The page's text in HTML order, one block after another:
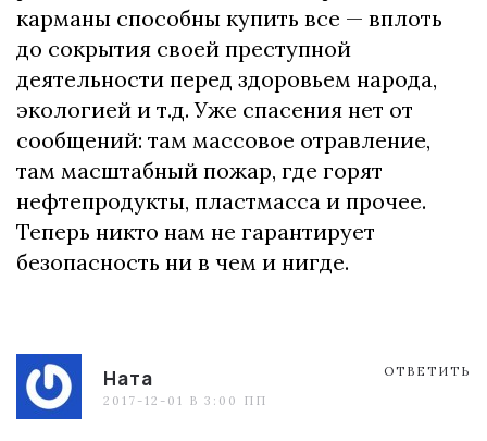
карманы способны купить все — вплоть
до сокрытия своей преступной
деятельности перед здоровьем народа,
экологией и т.д. Уже спасения нет от
сообщений: там массовое отравление,
там масштабный пожар, где горят
нефтепродукты, пластмасса и прочее.
Теперь никто нам не гарантирует
безопасность ни в чем и нигде.
Ната
2017-12-01 В 3:00 ПП
ОТВЕТИТЬ